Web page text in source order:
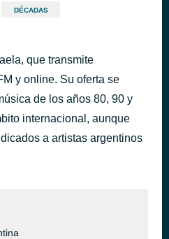
hace 46 minutos
DÉCADAS
que transmite
y online. Su oferta se
de los años 80, 90 y
internacional, aunque
a artistas argentinos